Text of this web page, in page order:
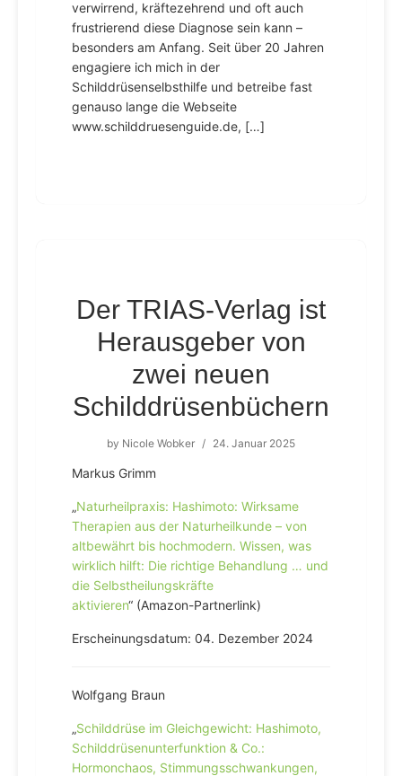
verwirrend, kräftezehrend und oft auch
frustrierend diese Diagnose sein kann –
besonders am Anfang. Seit über 20 Jahren
engagiere ich mich in der
Schilddrüsenselbsthilfe und betreibe fast
genauso lange die Webseite
www.schilddruesenguide.de, […]
Der TRIAS-Verlag ist
Herausgeber von
zwei neuen
Schilddrüsenbüchern
by Nicole Wobker / 24. Januar 2025
Markus Grimm
„Naturheilpraxis: Hashimoto: Wirksame
Therapien aus der Naturheilkunde – von
altbewährt bis hochmodern. Wissen, was
wirklich hilft: Die richtige Behandlung … und
die Selbstheilungskräfte
aktivieren“ (Amazon-Partnerlink)
Erscheinungsdatum: 04. Dezember 2024
Wolfgang Braun
„Schilddrüse im Gleichgewicht: Hashimoto,
Schilddrüsenunterfunktion & Co.:
Hormonchaos, Stimmungsschwankungen,